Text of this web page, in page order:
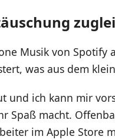
Musik von Spotify
was aus dem
und ich kann mir
Spaß macht.
im Apple Store